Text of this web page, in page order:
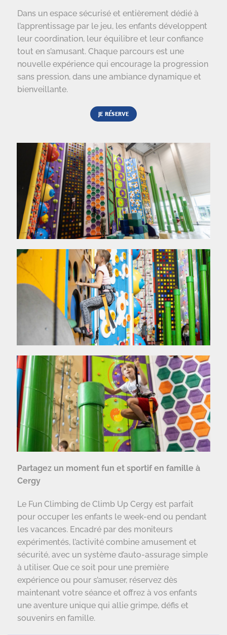
Dans un espace sécurisé et entièrement dédié à
l’apprentissage par le jeu, les enfants développent
leur coordination, leur équilibre et leur confiance
tout en s’amusant. Chaque parcours est une
nouvelle expérience qui encourage la progression
sans pression, dans une ambiance dynamique et
bienveillante.
JE RÉSERVE
Partagez un moment fun et sportif en famille à
Cergy
Le Fun Climbing de Climb Up Cergy est parfait
pour occuper les enfants le week-end ou pendant
les vacances. Encadré par des moniteurs
expérimentés, l’activité combine amusement et
sécurité, avec un système d’auto-assurage simple
à utiliser. Que ce soit pour une première
expérience ou pour s’amuser, réservez dès
maintenant votre séance et offrez à vos enfants
une aventure unique qui allie grimpe, défis et
souvenirs en famille.